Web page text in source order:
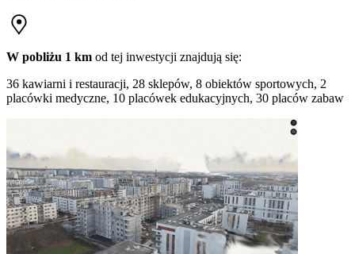
W pobliżu 1 km od tej inwestycji znajdują się:
36 kawiarni i restauracji, 28 sklepów, 8 obiektów sportowych, 2
placówki medyczne, 10 placówek edukacyjnych, 30 placów zabaw